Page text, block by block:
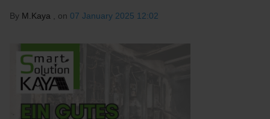
By M.Kaya , on 07 January 2025 12:02